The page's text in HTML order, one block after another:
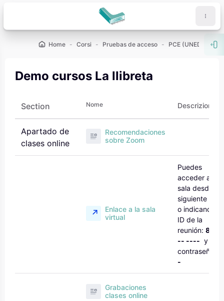
Home Corsi Pruebas de acceso PCE (UNED)
Demo cursos La llibreta
Section Nome Descrizione
Apartado de
clases online
Recomendaciones
sobre Zoom
Enlace a la sala
virtual
Puedes
acceder a la
sala desde el
siguiente
o indicando el
ID de la
reunión: 846
-- ---- y la
contraseña:
-
Grabaciones
clases online